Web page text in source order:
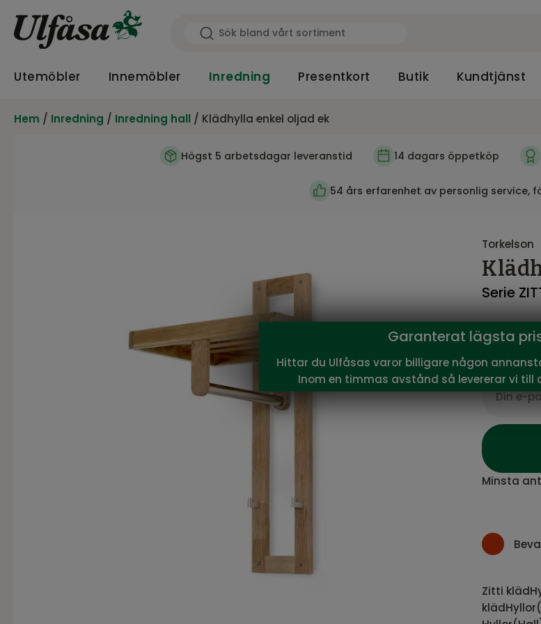
Utemöbler Innemöbler Inredning Presentkort Butik Kundtjänst
Hem / Inredning / Inredning hall / Klädhylla enkel oljad ek
Högst 5 arbetsdagar leveranstid 14 dagars öppetköp
54 års erfarenhet av personlig service,
Torkelson
Serie
Vårt pris:
Minsta
Zitti
Garanterat lägsta
Hittar du Ulfåsas varor billigare någon
Inom en timmas avstånd så levererar vi till